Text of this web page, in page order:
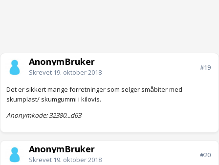
AnonymBruker
Skrevet 19. oktober 2018
#19
Det er sikkert mange forretninger som selger småbiter med
skumplast/ skumgummi i kilovis.
Anonymkode: 32380...d63
AnonymBruker
Skrevet 19. oktober 2018
#20